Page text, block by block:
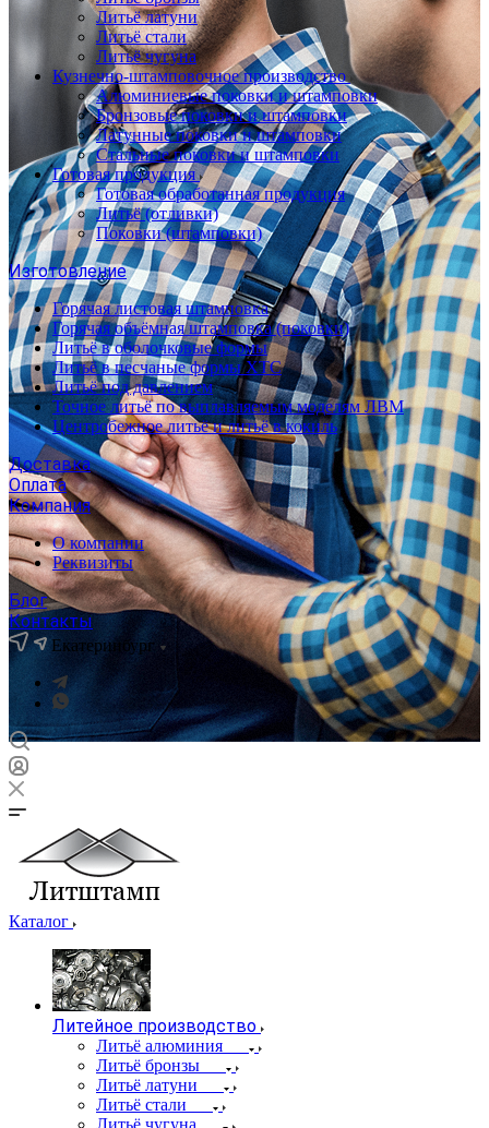
Литьё латуни
Литьё стали
Литьё чугуна
Кузнечно-штамповочное производство
Алюминиевые поковки и штамповки
Бронзовые поковки и штамповки
Латунные поковки и штамповки
Стальные поковки и штамповки
Готовая продукция
Готовая обработанная продукция
Литьё (отливки)
Поковки (штамповки)
Изготовление
Горячая листовая штамповка
Горячая объёмная штамповка (поковки)
Литьё в оболочковые формы
Литьё в песчаные формы ХТС
Литьё под давлением
Точное литьё по выплавляемым моделям ЛВМ
Центробежное литьё и литьё в кокиль
Доставка
Оплата
Компания
О компании
Реквизиты
Блог
Контакты
Екатеринбург
Каталог
Литейное производство
Литьё алюминия
Литьё бронзы
Литьё латуни
Литьё стали
Литьё чугуна